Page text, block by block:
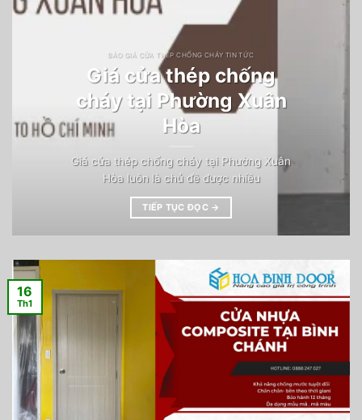
BÁO GIÁ CỬA THÉP CHỐNG CHÁY TIN TỨC
Giá cửa thép chống
cháy tại Phường Xuân
Hòa
Giá cửa thép chống cháy tại Phường Xuân
Hòa luôn là chủ đề được nhiều
TIẾP TỤC ĐỌC →
16
Th1